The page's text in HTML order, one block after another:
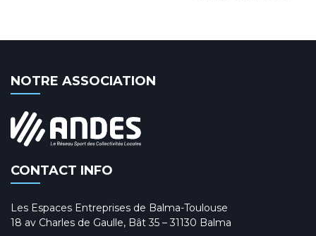
NOTRE ASSOCIATION
CONTACT INFO
Les Espaces Entreprises de Balma-Toulouse
18 av Charles de Gaulle, Bât 35 – 31130 Balma